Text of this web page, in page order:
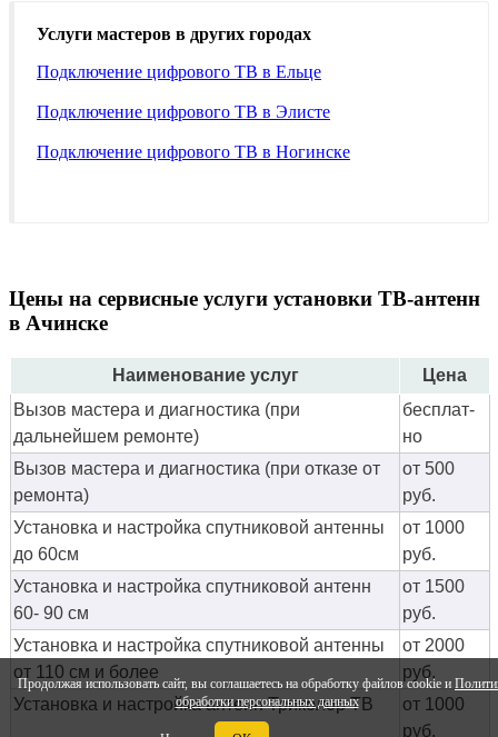
Продолжая использовать сайт, вы соглашаетесь на обработку файлов cookie и
обработки персональных данных
Услуги мастеров в других городах
Подключение цифрового ТВ в Ельце
Подключение цифрового ТВ в Элисте
Подключение цифрового ТВ в Ногинске
Цены на сервисные услуги установки ТВ-антенн
в Ачинске
Наименование услуг
Цена
Вызов мастера и диагностика (при
дальнейшем ремонте)
бес­плат­
но
Вызов мастера и диагностика (при отказе от
ремонта)
от 500
руб.
Установка и настройка спутниковой антенны
до 60см
от 1000
руб.
Установка и настройка спутниковой антенн
60- 90 см
от 1500
руб.
Установка и настройка спутниковой антенны
от 110 см и более
от 2000
руб.
Установка и настройка антенн Триколор ТВ
от 1000
руб.